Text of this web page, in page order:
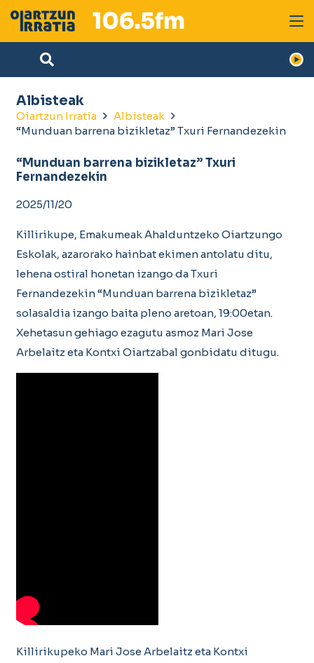
Albisteak
Oiartzun Irratia
Albisteak
“Munduan barrena bizikletaz” Txuri Fernandezekin
“Munduan barrena bizikletaz” Txuri
Fernandezekin
2025/11/20
Killirikupe, Emakumeak Ahalduntzeko Oiartzungo
Eskolak, azarorako hainbat ekimen antolatu ditu,
lehena ostiral honetan izango da Txuri
Fernandezekin “Munduan barrena bizikletaz”
solasaldia izango baita pleno aretoan, 19:00etan.
Xehetasun gehiago ezagutu asmoz Mari Jose
Arbelaitz eta Kontxi Oiartzabal gonbidatu ditugu.
Killirikupeko Mari Jose Arbelaitz eta Kontxi